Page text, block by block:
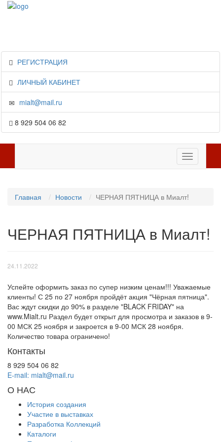
РЕГИСТРАЦИЯ
ЛИЧНЫЙ КАБИНЕТ
mialt@mail.ru
8 929 504 06 82
Toggle
navigation
Главная Новости ЧЕРНАЯ ПЯТНИЦА в Миалт!
ЧЕРНАЯ ПЯТНИЦА в Миалт!
24.11.2022
Успейте оформить заказ по супер низким ценам!!! Уважаемые
клиенты! С 25 по 27 ноября пройдёт акция "Чёрная пятница".
Вас ждут скидки до 90% в разделе "BLACK FRIDAY" на
www.Mialt.ru Раздел будет открыт для просмотра и заказов в 9-
00 МСК 25 ноября и закроется в 9-00 МСК 28 ноября.
Количество товара ограничено!
Контакты
8 929 504 06 82
E-mail: mialt@mail.ru
О НАС
История создания
Участие в выставках
Разработка Коллекций
Каталоги